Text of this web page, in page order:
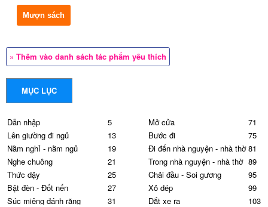
Mượn sách
» Thêm vào danh sách tác phẩm yêu thích
MỤC LỤC
Dẫn nhập
5
Lên giường đi ngủ
13
Nằm nghỉ - nằm ngủ
19
Nghe chuông
21
Thức dậy
25
Bật đèn - Đốt nến
27
Súc miệng đánh răng
31
Mở cửa
71
Bước đi
75
Đi đến nhà nguyện - nhà thờ 81
Trong nhà nguyện - nhà thờ 89
Chải đầu - Soi gương
95
Xỏ dép
99
Dắt xe ra
103